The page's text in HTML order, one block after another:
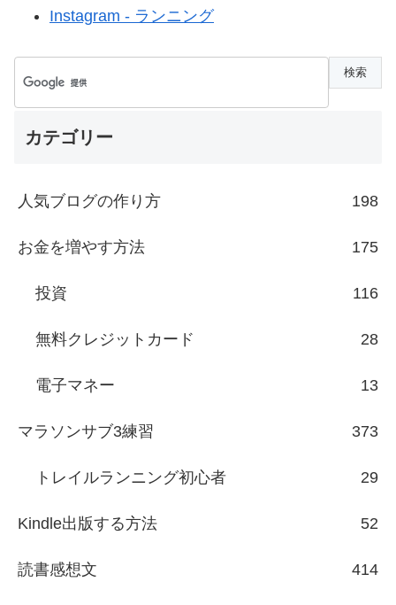
Instagram - ランニング
カテゴリー
人気ブログの作り方 198
お金を増やす方法 175
投資 116
無料クレジットカード 28
電子マネー 13
マラソンサブ3練習 373
トレイルランニング初心者 29
Kindle出版する方法 52
読書感想文 414